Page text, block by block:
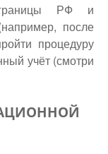
РФ и
после
процедуру
учёт (смотри